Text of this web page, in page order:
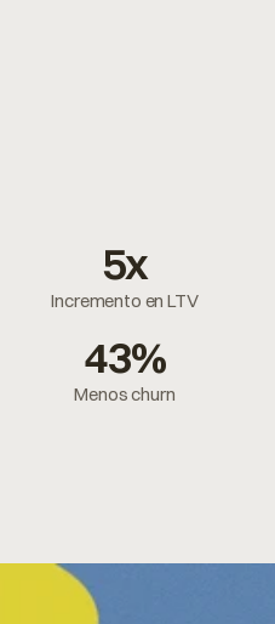
5x
Incremento en LTV
43%
Menos churn